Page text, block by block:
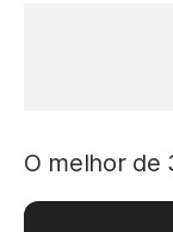
O melhor de